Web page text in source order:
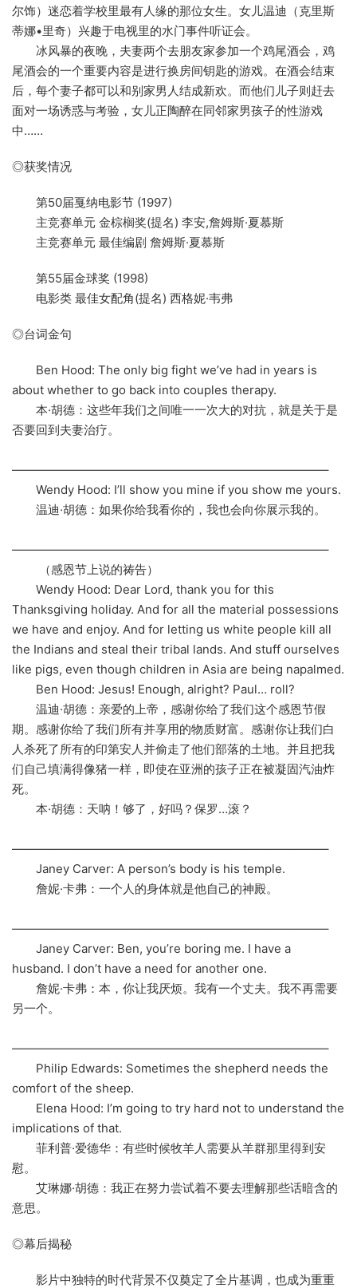
尔饰）迷恋着学校里最有人缘的那位女生。女儿温迪（克里斯
蒂娜•里奇）兴趣于电视里的水门事件听证会。
冰风暴的夜晚，夫妻两个去朋友家参加一个鸡尾酒会，鸡
尾酒会的一个重要内容是进行换房间钥匙的游戏。在酒会结束
后，每个妻子都可以和别家男人结成新欢。而他们儿子则赶去
面对一场诱惑与考验，女儿正陶醉在同邻家男孩子的性游戏
中……
◎获奖情况
第50届戛纳电影节 (1997)
主竞赛单元 金棕榈奖(提名) 李安,詹姆斯·夏慕斯
主竞赛单元 最佳编剧 詹姆斯·夏慕斯
第55届金球奖 (1998)
电影类 最佳女配角(提名) 西格妮·韦弗
◎台词金句
Ben Hood: The only big fight we’ve had in years is
about whether to go back into couples therapy.
本·胡德：这些年我们之间唯一一次大的对抗，就是关于是
否要回到夫妻治疗。
——————————————————————————–
Wendy Hood: I’ll show you mine if you show me yours.
温迪·胡德：如果你给我看你的，我也会向你展示我的。
——————————————————————————–
（感恩节上说的祷告）
Wendy Hood: Dear Lord, thank you for this
Thanksgiving holiday. And for all the material possessions
we have and enjoy. And for letting us white people kill all
the Indians and steal their tribal lands. And stuff ourselves
like pigs, even though children in Asia are being napalmed.
Ben Hood: Jesus! Enough, alright? Paul… roll?
温迪·胡德：亲爱的上帝，感谢你给了我们这个感恩节假
期。感谢你给了我们所有并享用的物质财富。感谢你让我们白
人杀死了所有的印第安人并偷走了他们部落的土地。并且把我
们自己填满得像猪一样，即使在亚洲的孩子正在被凝固汽油炸
死。
本·胡德：天呐！够了，好吗？保罗…滚？
——————————————————————————–
Janey Carver: A person’s body is his temple.
詹妮·卡弗：一个人的身体就是他自己的神殿。
——————————————————————————–
Janey Carver: Ben, you’re boring me. I have a
husband. I don’t have a need for another one.
詹妮·卡弗：本，你让我厌烦。我有一个丈夫。我不再需要
另一个。
——————————————————————————–
Philip Edwards: Sometimes the shepherd needs the
comfort of the sheep.
Elena Hood: I’m going to try hard not to understand the
implications of that.
菲利普·爱德华：有些时候牧羊人需要从羊群那里得到安
慰。
艾琳娜·胡德：我正在努力尝试着不要去理解那些话暗含的
意思。
◎幕后揭秘
影片中独特的时代背景不仅奠定了全片基调，也成为重重